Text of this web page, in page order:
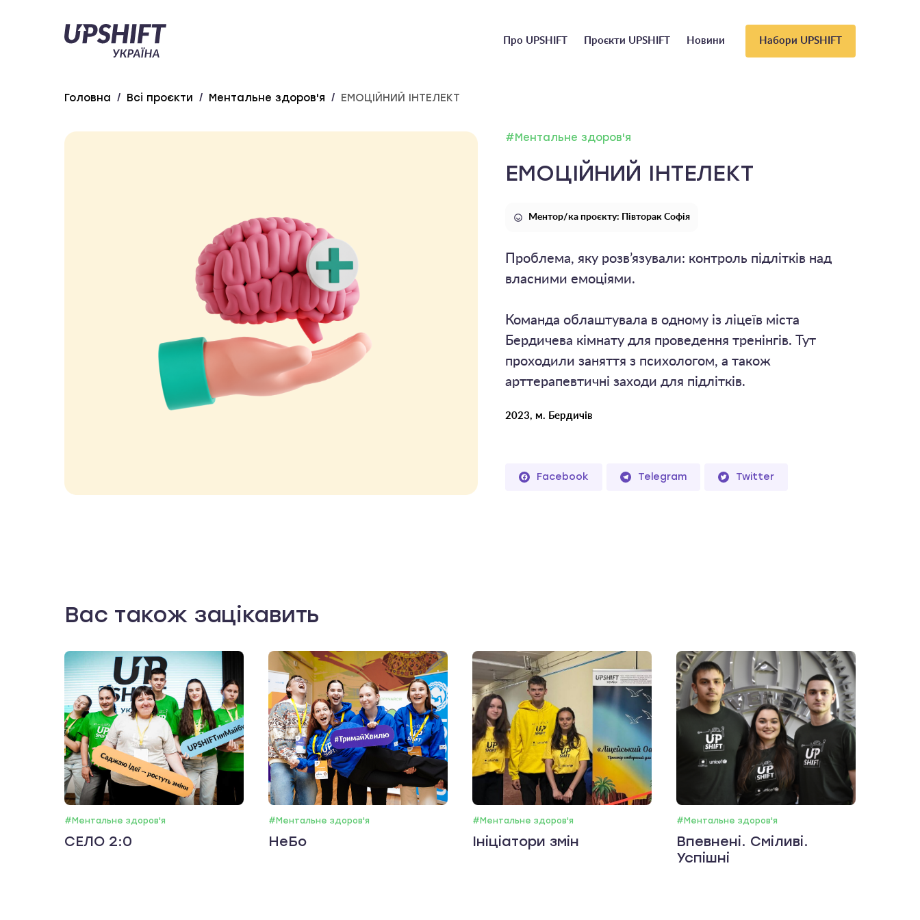
Upshift
Україна
Головне
Про UPSHIFT Проєкти UPSHIFT Новини Набори UPSHIFT
Головна / Всі проєкти / Ментальне здоров'я / ЕМОЦІЙНИЙ ІНТЕЛЕКТ
#Ментальне здоров'я
ЕМОЦІЙНИЙ ІНТЕЛЕКТ
Ментор/ка проєкту: Півторак Софія
Проблема, яку розв’язували: контроль підлітків над
власними емоціями.
Команда облаштувала в одному із ліцеїв міста
Бердичева кімнату для проведення тренінгів. Тут
проходили заняття з психологом, а також
арттерапевтичні заходи для підлітків.
2023, м. Бердичів
Facebook Telegram Twitter
Вас також зацікавить
#Ментальне здоров'я
СЕЛО 2:0
#Ментальне здоров'я
НеБо
#Ментальне здоров'я
Ініціатори змін
#Ментальне здоров'я
Впевнені. Сміливі.
Успішні